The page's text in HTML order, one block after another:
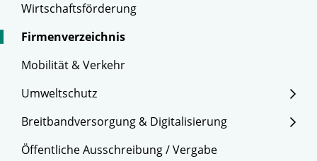
Wirtschaftsförderung
Firmenverzeichnis
Mobilität & Verkehr
Umweltschutz
Breitbandversorgung & Digitalisierung
Öffentliche Ausschreibung / Vergabe